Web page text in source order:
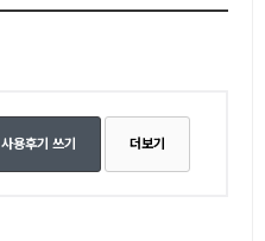
사용후기 쓰기 더보기